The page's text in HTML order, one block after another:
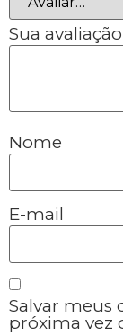
Sua
Nome
E-mail
Salvar meus
próxima vez